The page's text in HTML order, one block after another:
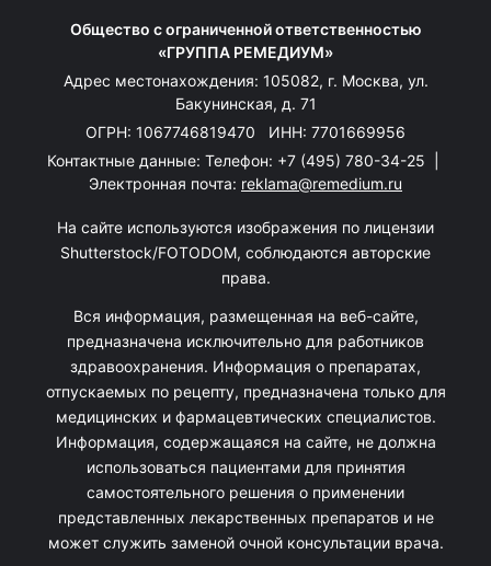
Общество с ограниченной ответственностью
«ГРУППА РЕМЕДИУМ»
Адрес местонахождения: 105082, г. Москва, ул.
Бакунинская, д. 71
ОГРН: 1067746819470 ИНН: 7701669956
Контактные данные: Телефон: +7 (495) 780-34-25
Электронная почта: reklama@remedium.ru
На сайте используются изображения по лицензии
Shutterstock/FOTODOM, соблюдаются авторские
права.
Вся информация, размещенная на веб-сайте,
предназначена исключительно для работников
здравоохранения. Информация о препаратах,
отпускаемых по рецепту, предназначена только для
медицинских и фармацевтических специалистов.
Информация, содержащаяся на сайте, не должна
использоваться пациентами для принятия
самостоятельного решения о применении
представленных лекарственных препаратов и не
может служить заменой очной консультации врача.